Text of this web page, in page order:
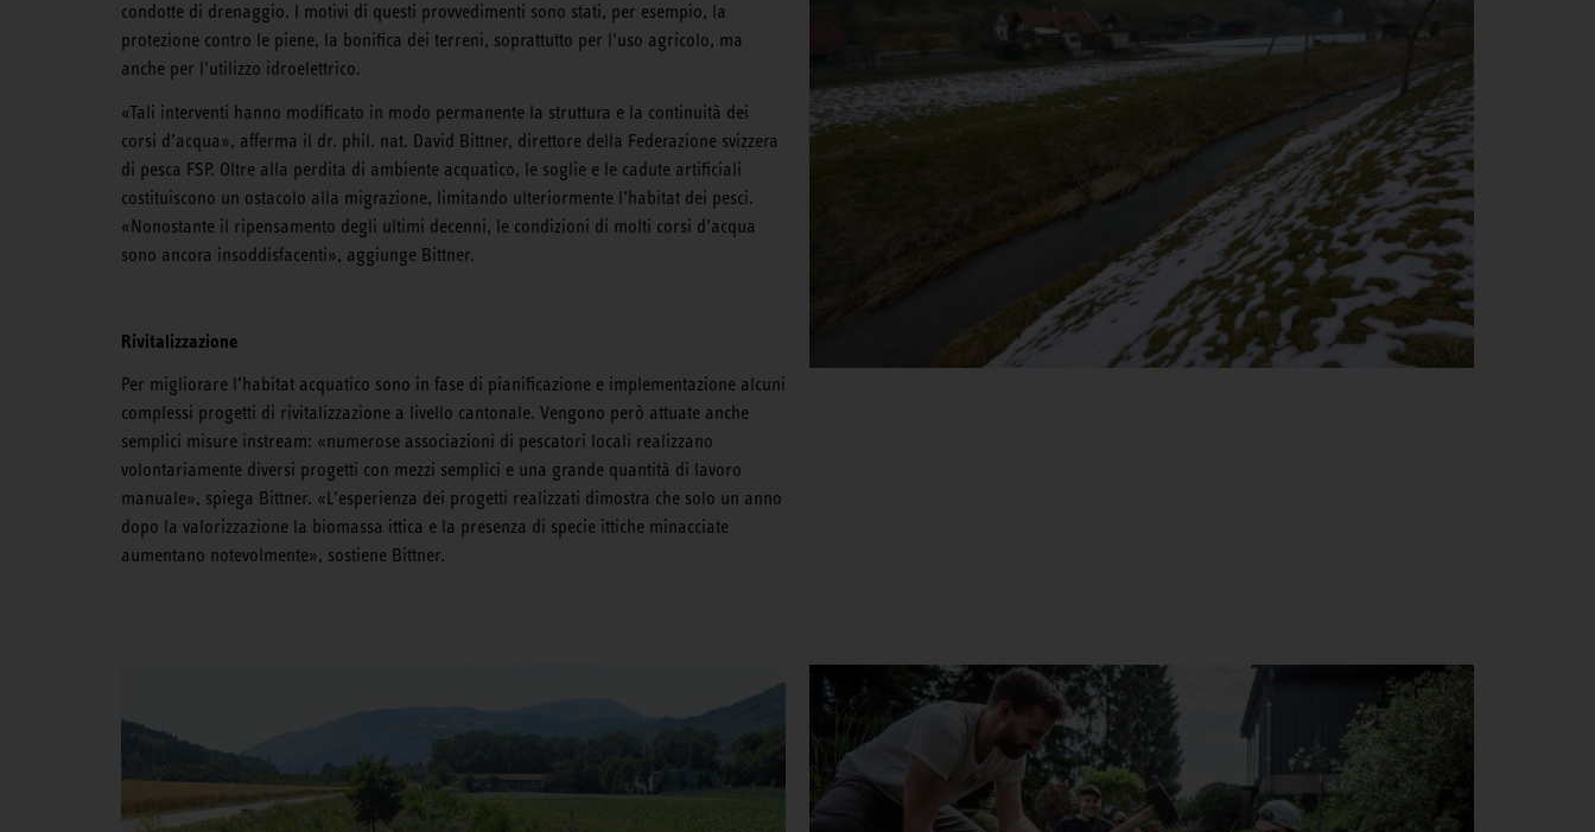
condotte di drenaggio. I motivi di questi provvedimenti sono stati, per esempio, la
protezione contro le piene, la bonifica dei terreni, soprattutto per l’uso agricolo, ma
anche per l’utilizzo idroelettrico.
«Tali interventi hanno modificato in modo permanente la struttura e la continuità dei
corsi d’acqua», afferma il dr. phil. nat. David Bittner, direttore della Federazione svizzera
di pesca FSP. Oltre alla perdita di ambiente acquatico, le soglie e le cadute artificiali
costituiscono un ostacolo alla migrazione, limitando ulteriormente l’habitat dei pesci.
«Nonostante il ripensamento degli ultimi decenni, le condizioni di molti corsi d’acqua
sono ancora insoddisfacenti», aggiunge Bittner.
Rivitalizzazione
Per migliorare l’habitat acquatico sono in fase di pianificazione e implementazione alcuni
complessi progetti di rivitalizzazione a livello cantonale. Vengono però attuate anche
semplici misure instream: «numerose associazioni di pescatori locali realizzano
volontariamente diversi progetti con mezzi semplici e una grande quantità di lavoro
manuale», spiega Bittner. «L’esperienza dei progetti realizzati dimostra che solo un anno
dopo la valorizzazione la biomassa ittica e la presenza di specie ittiche minacciate
aumentano notevolmente», sostiene Bittner.